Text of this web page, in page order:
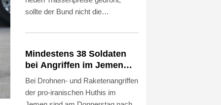
Angriffe für sich. Die jemenitische
sollte der Bund nicht die
deutlich erhöhte Schienenmaut
gemeinsam ein Signal der
Geschlossenheit: Die massiven
Trassenpreissteigerungen sind so
nicht akzeptabel", erklärte Bayerns
Mindestens 38 Soldaten
bei Angriffen im Jemen
getötet - Huthis
reklamieren Attacke
Bei Drohnen- und Raketenangriffen
der pro-iranischen Huthis im